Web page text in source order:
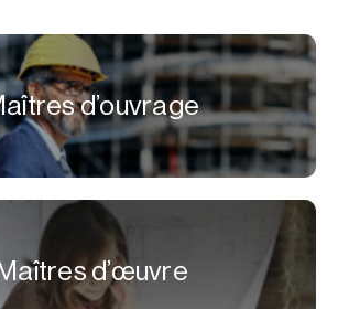
d’ouvrage
Maîtres d’œuvre